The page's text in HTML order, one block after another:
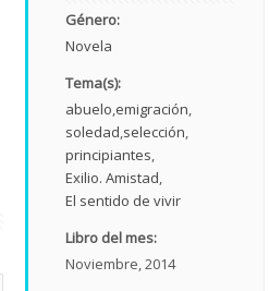
Género:
Novela
Tema(s):
abuelo emigración
soledad selección
principiantes
Exilio. Amistad
El sentido de vivir
Libro del mes:
Noviembre, 2014